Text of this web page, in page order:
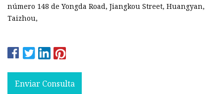
número 148 de Yongda Road, Jiangkou Street, Huangyan,
Taizhou,
Enviar Consulta